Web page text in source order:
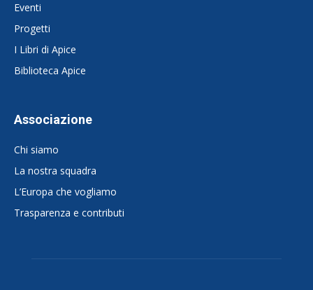
Eventi
Progetti
I Libri di Apice
Biblioteca Apice
Associazione
Chi siamo
La nostra squadra
L’Europa che vogliamo
Trasparenza e contributi